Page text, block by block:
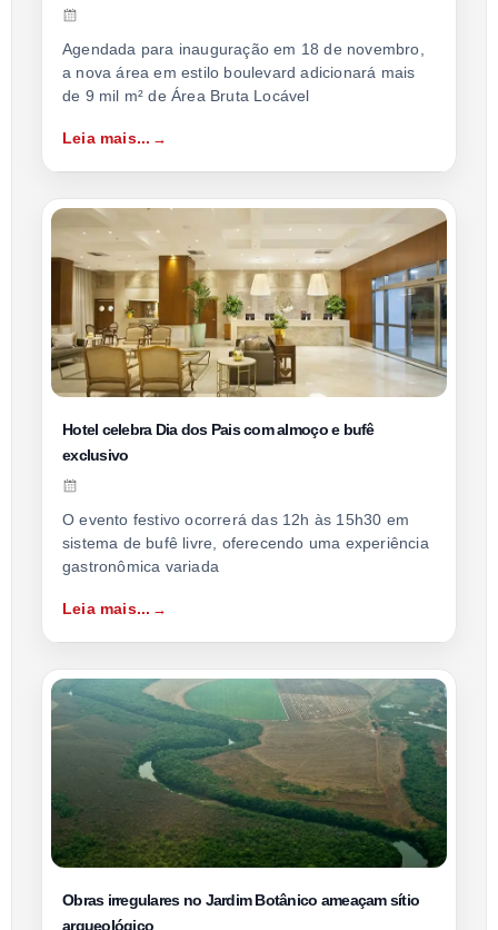
Agendada para inauguração em 18 de novembro,
a nova área em estilo boulevard adicionará mais
de 9 mil m² de Área Bruta Locável
Leia mais...
Hotel celebra Dia dos Pais com almoço e bufê
exclusivo
O evento festivo ocorrerá das 12h às 15h30 em
sistema de bufê livre, oferecendo uma experiência
gastronômica variada
Leia mais...
Obras irregulares no Jardim Botânico ameaçam sítio
arqueológico